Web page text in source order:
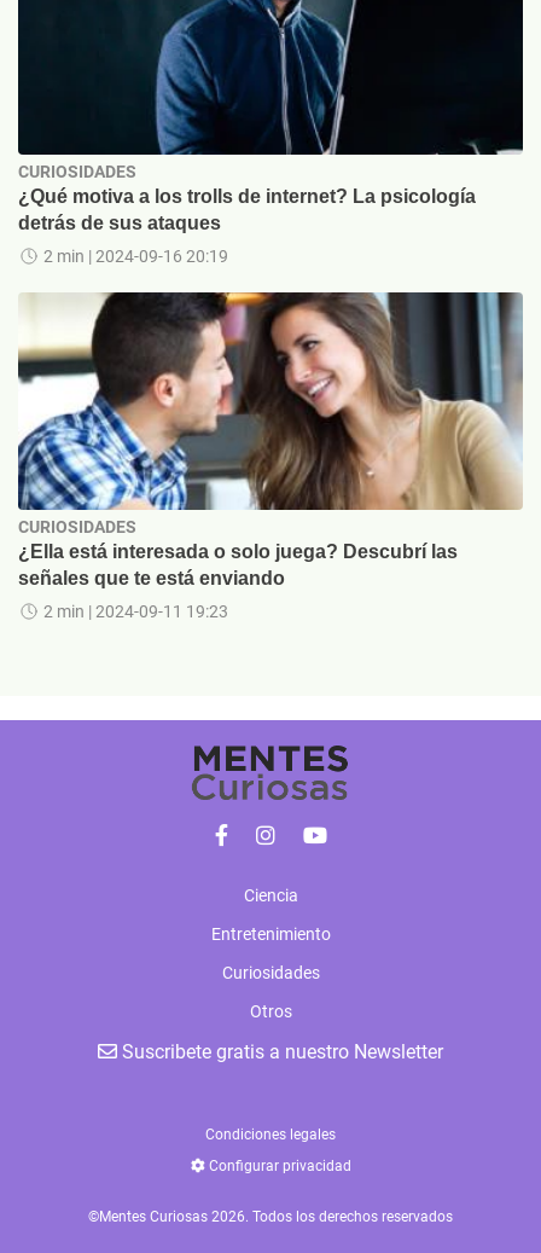
CURIOSIDADES
¿Qué motiva a los trolls de internet? La psicología
detrás de sus ataques
2 min | 2024-09-16 20:19
CURIOSIDADES
¿Ella está interesada o solo juega? Descubrí las
señales que te está enviando
2 min | 2024-09-11 19:23
Ciencia
Entretenimiento
Curiosidades
Otros
Suscribete gratis a nuestro Newsletter
Condiciones legales
Configurar privacidad
©Mentes Curiosas 2026. Todos los derechos reservados